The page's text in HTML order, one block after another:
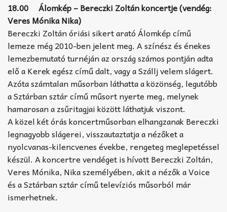
18.00 Álomkép – Bereczki Zoltán koncertje (vendég:
Veres Mónika Nika)
Bereczki Zoltán óriási sikert arató Álomkép című
lemeze még 2010-ben jelent meg. A színész és énekes
lemezbemutató turnéján az ország számos pontján adta
elő a Kerek egész című dalt, vagy a Szállj velem slágert.
Azóta számtalan műsorban láthatta a közönség, legutóbb
a Sztárban sztár című műsort nyerte meg, melynek
hamarosan a zsűritagjai között láthatjuk viszont.
A közel két órás koncertműsorban elhangzanak Bereczki
legnagyobb slágerei, visszautaztatja a nézőket a
nyolcvanas-kilencvenes évekbe, rengeteg meglepetéssel
készül. A koncertre vendéget is hívott Bereczki Zoltán,
Veres Mónika, Nika személyében, akit a nézők a Voice
és a Sztárban sztár című televíziós műsorból már
ismerhetnek.